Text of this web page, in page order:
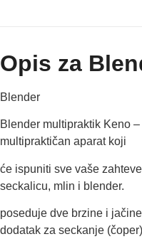
Opis za
Blender
Blender multipraktik Keno
multipraktičan aparat koji
će ispuniti sve vaše
seckalicu, mlin i blender.
poseduje dve brzine i
dodatak za seckanje